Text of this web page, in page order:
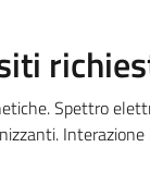
Spettro
Interazione